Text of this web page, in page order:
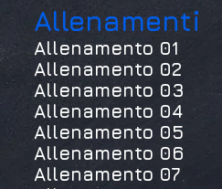
Allenamenti
Allenamento 01
Allenamento 02
Allenamento 03
Allenamento 04
Allenamento 05
Allenamento 06
Allenamento 07